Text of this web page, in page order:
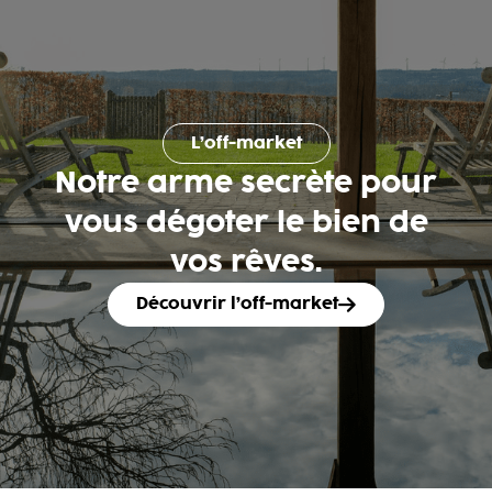
L’off-market
Notre arme secrète pour
vous dégoter le bien de
vos rêves.
Découvrir l’off-market